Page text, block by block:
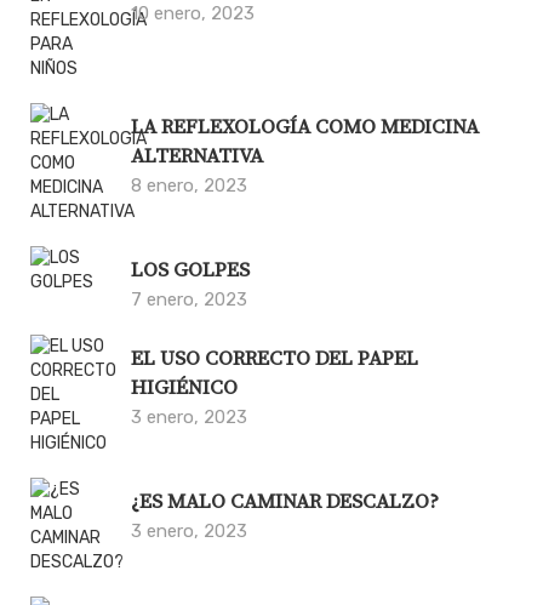
10 enero, 2023
LA REFLEXOLOGÍA COMO MEDICINA
ALTERNATIVA
8 enero, 2023
LOS GOLPES
7 enero, 2023
EL USO CORRECTO DEL PAPEL
HIGIÉNICO
3 enero, 2023
¿ES MALO CAMINAR DESCALZO?
3 enero, 2023